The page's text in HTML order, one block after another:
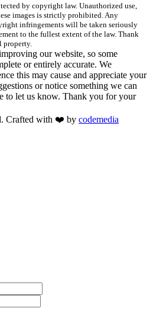
by copyright law. Unauthorized use,
images is strictly prohibited. Any
infringements will be taken seriously
to the fullest extent of the law. Thank
property.
our website, so some
or entirely accurate. We
this may cause and appreciate your
or notice something we can
to let us know. Thank you for your
Crafted with ❤️ by codemedia